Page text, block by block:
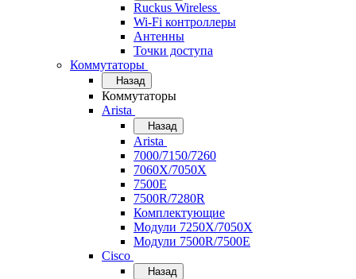
Ruckus Wireless
Wi-Fi контроллеры
Антенны
Точки доступа
Коммутаторы
Назад
Коммутаторы
Arista
Назад
Arista
7000/7150/7260
7060X/7050X
7500E
7500R/7280R
Комплектующие
Модули 7250X/7050X
Модули 7500R/7500E
Cisco
Назад